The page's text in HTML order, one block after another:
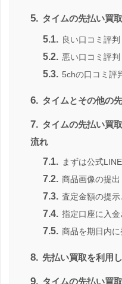
5. タイムの先払い買
5.1. 良い口コミ評判
5.2. 悪い口コミ評判
5.3. 5chの口コミ評
6. タイムとその他の
7. タイムの先払い買
流れ
7.1. まずは公式
7.2. 商品画像の提出
7.3. 査定金額の提
7.4. 指定口座に入金
7.5. 商品を期日内に
8. 先払い買取を利用
9. タイムの先払い買